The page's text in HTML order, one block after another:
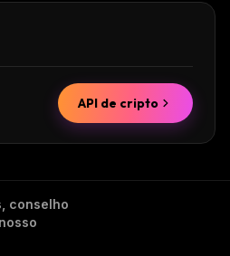
API de cripto
conselho